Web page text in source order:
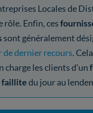
Locales de
rôle. Enfin, ces
sont généralement
dernier recours.
charge les clients d’un
faillitedu jour au